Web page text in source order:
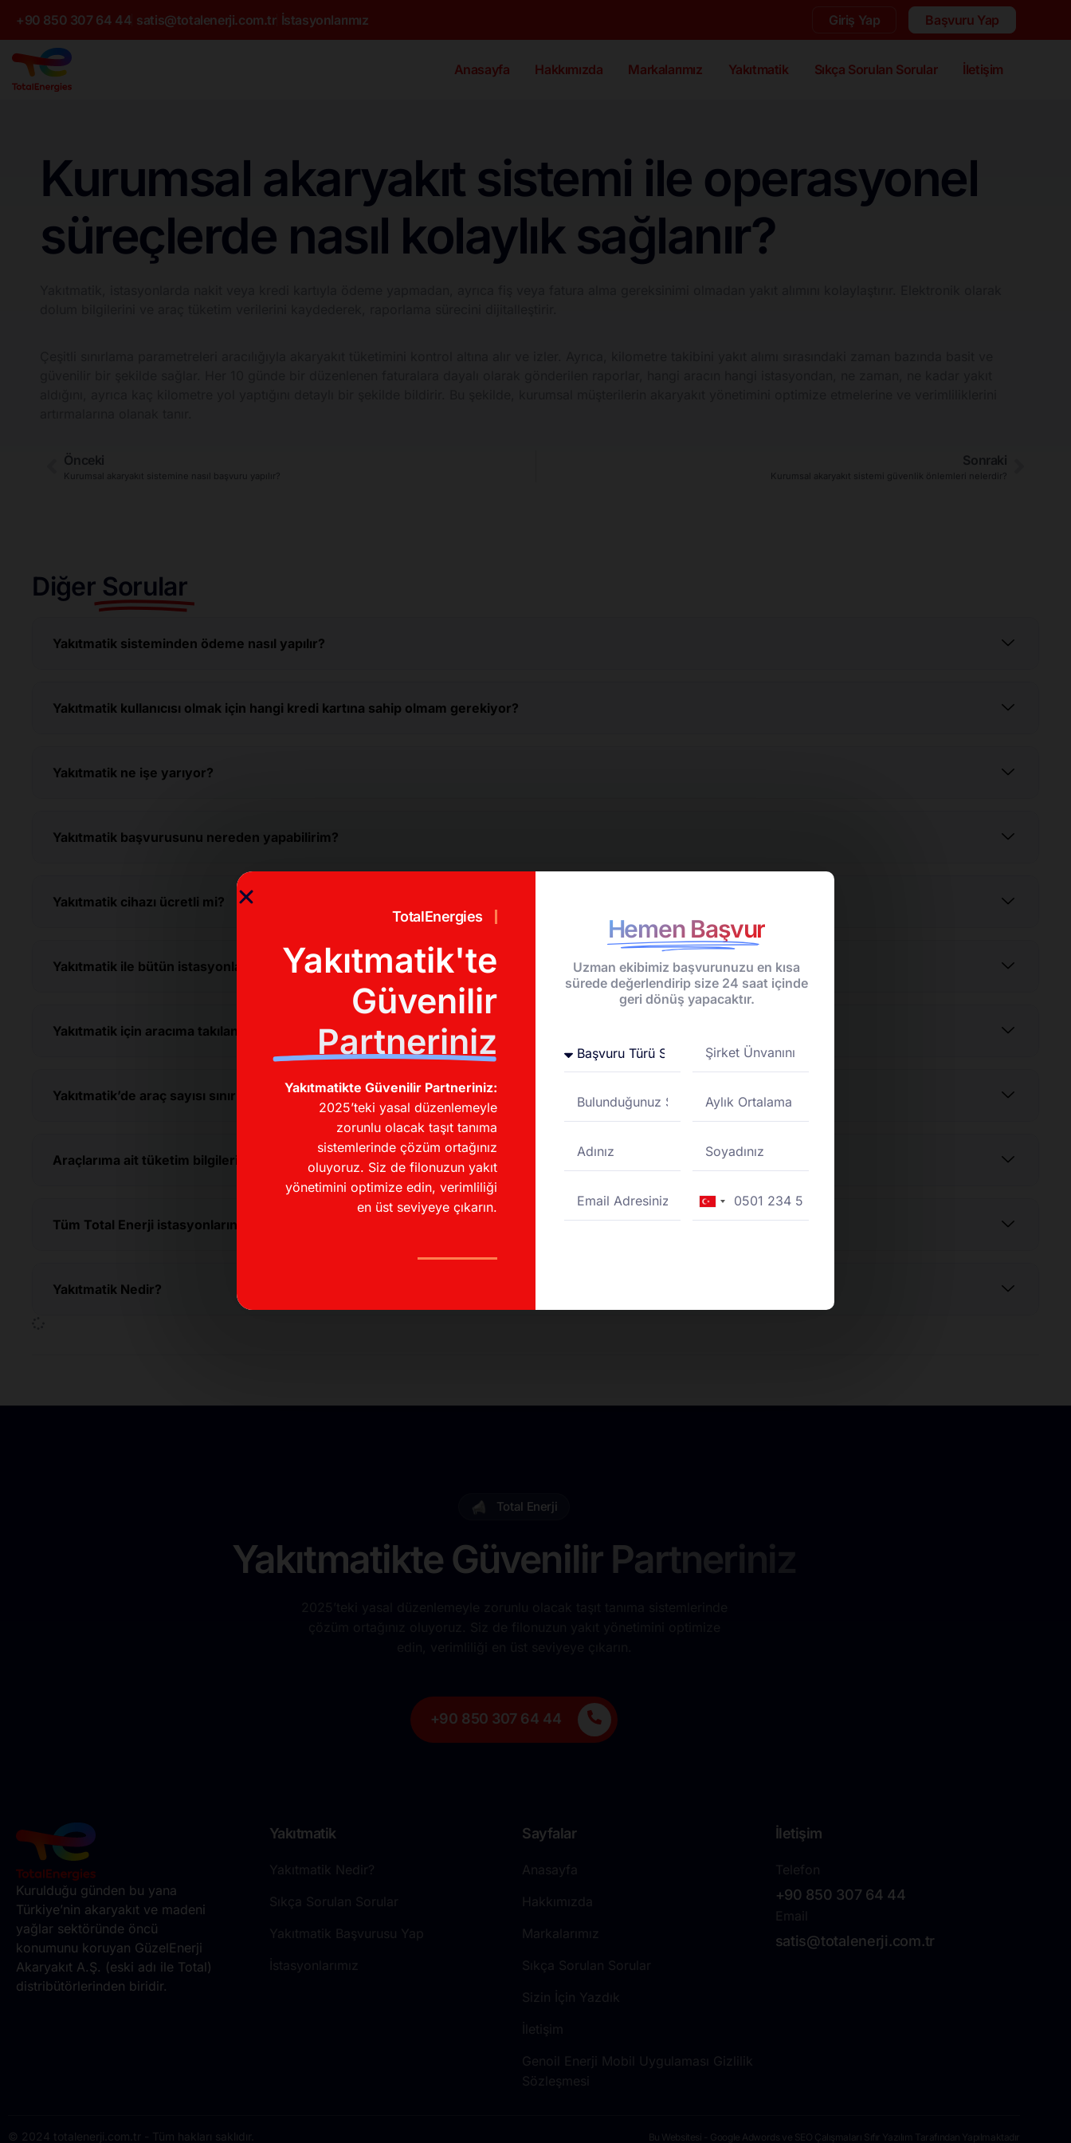
+90 850 307 64 44 satis@totalenerji.com.tr İstasyonlarımız Giriş Yap Başvuru Yap
Anasayfa Hakkımızda Markalarımız Yakıtmatik Sıkça Sorulan Sorular İletişim
Kurumsal akaryakıt sistemi ile operasyonel
süreçlerde nasıl kolaylık sağlanır?
Önceki
Kurumsal akaryakıt sistemine nasıl başvuru yapılır?
Sonraki
Kurumsal akaryakıt sistemi güvenlik önlemleri nelerdir?
Diğer Sorular
Yakıtmatik sisteminden ödeme nasıl yapılır?
Yakıtmatik kullanıcısı olmak için hangi kredi kartına sahip olmam gerekiyor?
Yakıtmatik ne işe yarıyor?
Yakıtmatik başvurusunu nereden yapabilirim?
Yakıtmatik cihazı ücretli mi?
Yakıtmatik ile bütün istasyonlardan alışveriş yapabilir miyim?
Yakıtmatik için aracıma takılan cihazı söküp başka arabaya takabilir miyim?
Yakıtmatik’de araç sayısı sınırı var mı?
Araçlarıma ait tüketim bilgilerini nereden görebilirim?
Tüm Total Enerji istasyonlarında Yakıtmatik bulunuyor mu?
Yakıtmatik Nedir?
Total Enerji
Yakıtmatikte Güvenilir Partneriniz
+90 850 307 64 44
Kurulduğu günden bu yana
Türkiye’nin akaryakıt ve madeni
yağlar sektöründe öncü
konumunu koruyan GüzelEnerji
Akaryakıt A.Ş. (eski adı ile Total)
distribütörlerinden biridir.
Yakıtmatik
Yakıtmatik Nedir?
Sıkça Sorulan Sorular
Yakıtmatik Başvurusu Yap
İstasyonlarımız
Sayfalar
Anasayfa
Hakkımızda
Markalarımız
Sıkça Sorulan Sorular
Sizin İçin Yazdık
İletişim
Genoil Enerji Mobil Uygulaması Gizlilik
Sözleşmesi
İletişim
Telefon
+90 850 307 64 44
Email
satis@totalenerji.com.tr
© 2024 totalenerji.com.tr - Tüm hakları saklıdır. Bu Websitesi - Google Adwords ve SEO Çalışmaları Sıfır Yazılım Tarafından Yapılmaktadır
TotalEnergies
Yakıtmatik'te
Güvenilir
Partneriniz
Yakıtmatikte Güvenilir Partneriniz:
2025’teki yasal düzenlemeyle
zorunlu olacak taşıt tanıma
sistemlerinde çözüm ortağınız
oluyoruz. Siz de filonuzun yakıt
yönetimini optimize edin, verimliliği
en üst seviyeye çıkarın.
Hemen Başvur
Uzman ekibimiz başvurunuzu en kısa
sürede değerlendirip size 24 saat içinde
geri dönüş yapacaktır.
Turkey
+90